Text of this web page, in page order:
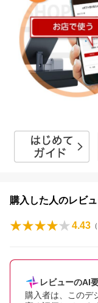
購入した人のレビ
4.43 （
レビューのAI
購入者は、このデ